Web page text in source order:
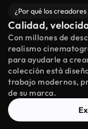
¿Por qué los
Calidad,
Con millones de
realismo
para ayudarle a
colección está
trabajo modernos,
de su marca.